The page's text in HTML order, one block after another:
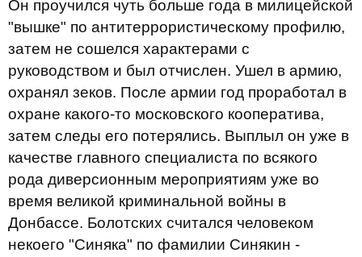
Он проучился чуть больше года в милицейской
"вышке" по антитеррористическому профилю,
затем не сошелся характерами с
руководством и был отчислен. Ушел в армию,
охранял зеков. После армии год проработал в
охране какого-то московского кооператива,
затем следы его потерялись. Выплыл он уже в
качестве главного специалиста по всякого
рода диверсионным мероприятиям уже во
время великой криминальной войны в
Донбассе. Болотских считался человеком
некоего "Синяка" по фамилии Синякин -